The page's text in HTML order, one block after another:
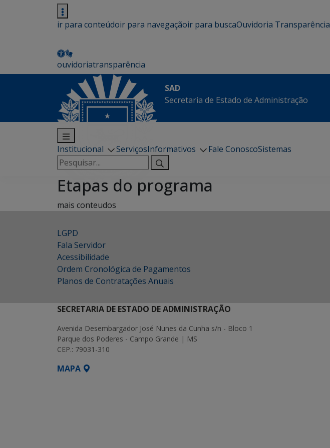
ir para conteúdoir para navegaçãoir para buscaOuvidoria Transparência
ouvidoriatransparência
SAD
Secretaria de Estado de Administração
Institucional ServiçosInformativos Fale ConoscoSistemas
Pesquisar
por:
Etapas do programa
mais conteudos
LGPD
Fala Servidor
Acessibilidade
Ordem Cronológica de Pagamentos
Planos de Contratações Anuais
SECRETARIA DE ESTADO DE ADMINISTRAÇÃO
Avenida Desembargador José Nunes da Cunha s/n - Bloco 1
Parque dos Poderes - Campo Grande | MS
CEP.: 79031-310
MAPA